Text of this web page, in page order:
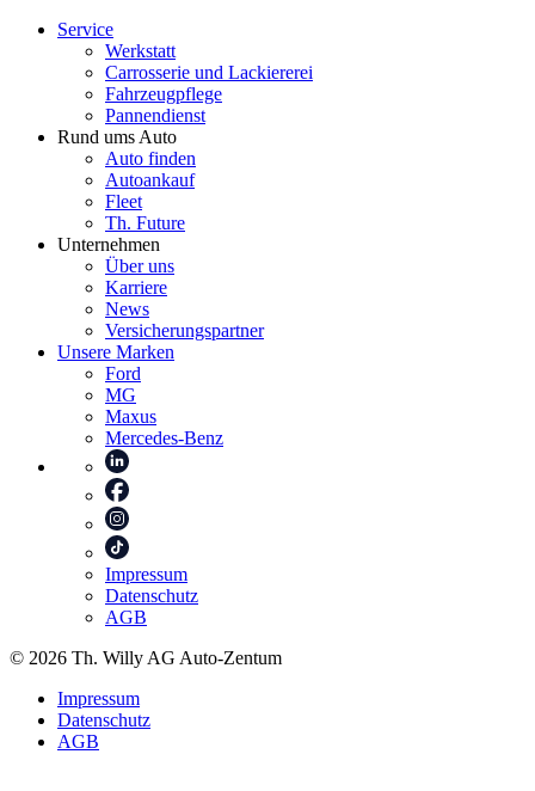
Service
Werkstatt
Carrosserie und Lackiererei
Fahrzeugpflege
Pannendienst
Rund ums Auto
Auto finden
Autoankauf
Fleet
Th. Future
Unternehmen
Über uns
Karriere
News
Versicherungspartner
Unsere Marken
Ford
MG
Maxus
Mercedes-Benz
Impressum
Datenschutz
AGB
© 2026 Th. Willy AG Auto-Zentum
Impressum
Datenschutz
AGB